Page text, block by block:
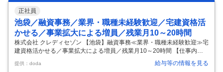
0日／残業月3～8h程度 【職務概要】 ららぽーと福岡やアミュプラザ博
多などの商業施設と連携し、セゾンカードの会員獲得・利用促進に向け
た企画提案を行うポジションです。 単にカード会員を増やすだけではな
く、商業施設内のテナントや売場責任者と連携しながら、販促企画の
正社員
池袋／融資事務／業界・職種未経験歓迎／宅建資格活
かせる／事業拡大による増員／残業月10～20時間
株式会社 クレディセゾン 【池袋】融資事務≪業界・職種未経験歓迎≫宅
建資格活かせる／事業拡大による増員／残業月10～20時間 【仕事内
容】 【池袋】融資事務≪業界・職種未経験歓迎≫宅建資格活かせる／事
業拡大による増員／残業月10～20時間 【具体的な仕事内容】 【宅建資
提供：doda 給与等の情報を見る